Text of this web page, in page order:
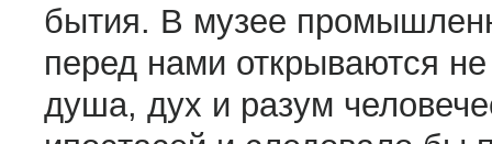
бытия. В музее
перед нами открываются
душа, дух и разум